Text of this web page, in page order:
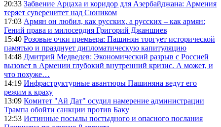
20:33 Забвение Арцаха и коридор для Азербайджана: Армения
теряет суверенитет над Сюником
17:03 Армян он любил, как русских, а русских – как армян:
Гений права и милосердия Григорий Джаншиев
15:40 Розовые очки премьера: Пашинян торгует исторической
памятью и празднует дипломатическую капитуляцию
14:48 Дмитрий Медведев: Экономический разрыв с Россией
вызовет в Армении глубокий внутренний кризис. А может, и
что похуже…
14:19 Инфраструктурные авантюры Пашиняна ведут его
режим к краху
13:09 Комитет "Ай Дат" осудил намерение администрации
Трампа обойти санкции против Баку
12:53 Истинные посылы постыдного и опасного послания